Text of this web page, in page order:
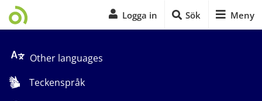
Logga in Sök Meny
Other languages
Teckenspråk